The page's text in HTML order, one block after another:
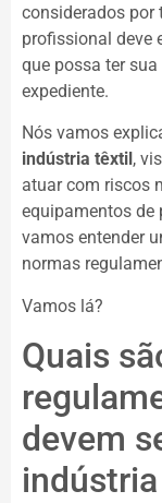
considerados por
profissional deve
que possa ter
expediente.
Nós vamos
indústria têxtil ,
atuar com riscos
equipamentos de
vamos entender
normas
Vamos lá?
Quais
devem